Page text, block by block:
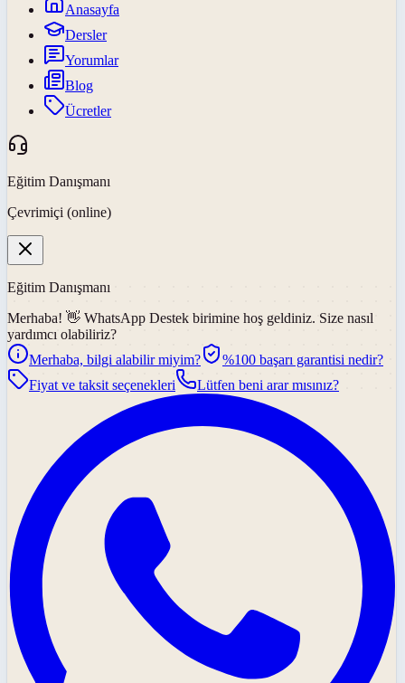
Anasayfa
Dersler
Yorumlar
Blog
Ücretler
Eğitim Danışmanı
Çevrimiçi (online)
Eğitim Danışmanı
Merhaba! 👋 WhatsApp Destek birimine hoş geldiniz. Size nasıl
yardımcı olabiliriz?
Merhaba, bilgi alabilir miyim?
%100 başarı garantisi nedir?
Fiyat ve taksit seçenekleri
Lütfen beni arar mısınız?